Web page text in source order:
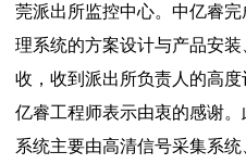
莞派出所监控中心。中亿睿
理系统的方案设计与产品安
收，收到派出所负责人的高
亿睿工程师表示由衷的感谢。
系统主要由高清信号采集系